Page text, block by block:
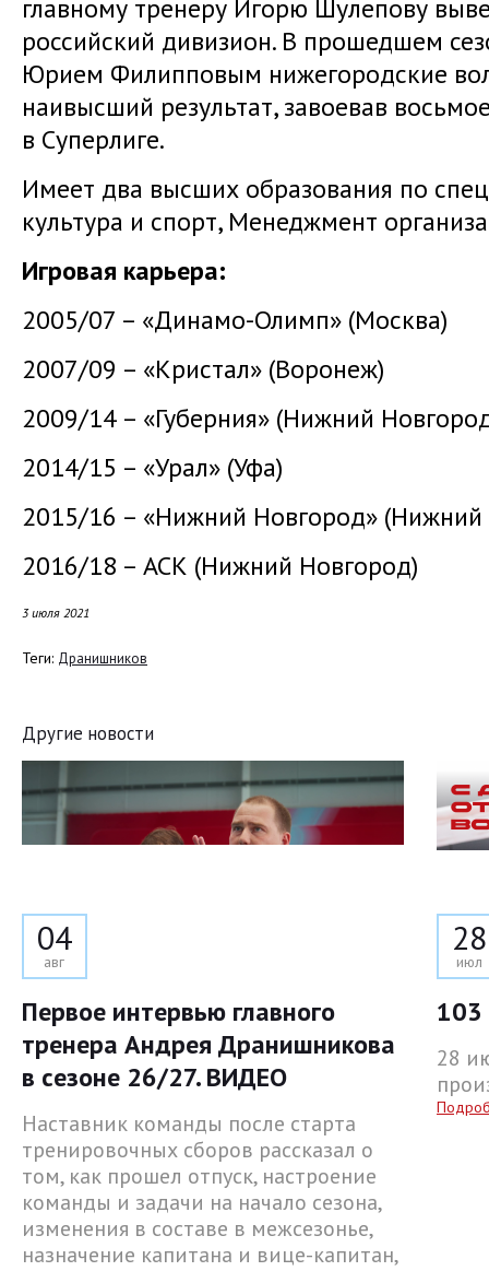
главному тренеру Игорю Шулепову
российский дивизион. В прошедшем
Юрием Филипповым нижегородские
наивысший результат, завоевав
в Суперлиге.
Имеет два высших образования по
культура и спорт, Менеджмент
Игровая карьера:
2005/07 – «Динамо-Олимп» (Москва)
2007/09 – «Кристал» (Воронеж)
2009/14 – «Губерния» (Нижний
2014/15 – «Урал» (Уфа)
2015/16 – «Нижний Новгород» (Нижний
2016/18 – АСК (Нижний Новгород)
3 июля 2021
Теги: Дранишников
Другие новости
04
авг
Первое интервью главного
тренера Андрея Дранишникова
в сезоне 26/27. ВИДЕО
Наставник команды после старта
тренировочных сборов рассказал о
том, как прошел отпуск, настроение
команды и задачи на начало сезона,
изменения в составе в межсезонье,
назначение капитана и вице-капитан,
28
июл
103
28